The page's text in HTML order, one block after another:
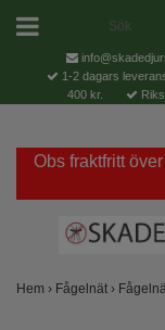
1-2 dagars
400 kr.
Obs fraktfritt
Hem › Fågelnät ›